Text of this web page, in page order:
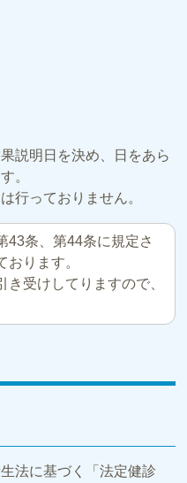
説明日を決め、日をあら
。
行っておりません。
43条、第44条に規定さ
ります。
き受けしてりますので、
法に基づく「法定健診